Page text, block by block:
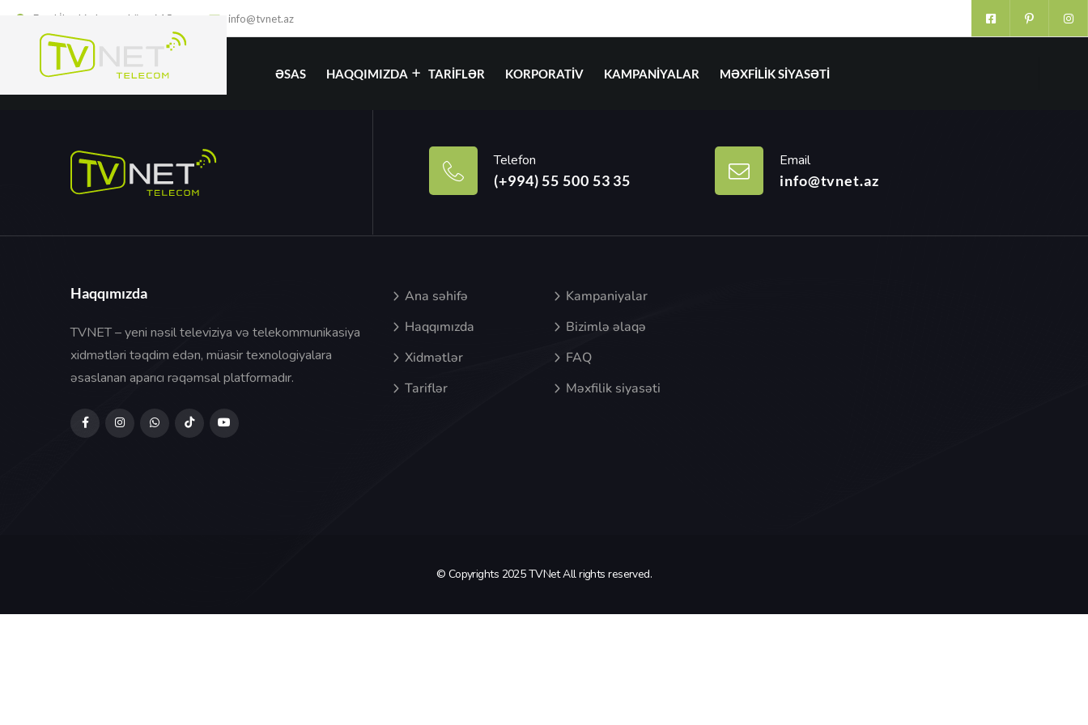
Fuad İbrahimbəyov küçəsi 15 info@tvnet.az
ƏSAS HAQQIMIZDA TARIFLƏR KORPORATIV KAMPANIYALAR MƏXFILIK SIYASƏTI
Telefon
(+994) 55 500 53 35
Email
info@tvnet.az
Haqqımızda
TVNET – yeni nəsil televiziya və telekommunikasiya
xidmətləri təqdim edən, müasir texnologiyalara
əsaslanan aparıcı rəqəmsal platformadır.
Ana səhifə
Haqqımızda
Xidmətlər
Tariflər
Kampaniyalar
Bizimlə əlaqə
FAQ
Məxfilik siyasəti
© Copyrights 2025 TVNet All rights reserved.